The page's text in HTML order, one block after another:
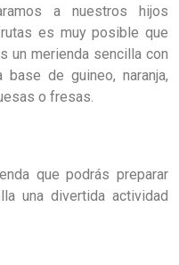
a nuestros hijos
es muy posible que
un merienda sencilla con
de guineo, naranja,
o fresas.
que podrás preparar
una divertida actividad